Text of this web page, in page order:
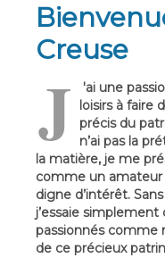
Creuse
J
'ai une
loisirs à faire
précis du
n’ai pas la
la matière, je me
comme un amateur
digne d’intérêt.
j’essaie simplement
passionnés comme
de ce précieux